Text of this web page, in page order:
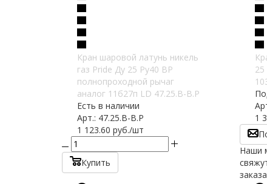
Кран шаровой латунь никель
газ Pride Ду 25 Ру40 ВР
полнопроходной рычаг
аналог 11б27п LD 47.25.В-В.Р
Есть в наличии
Арт.: 47.25.В-В.Р
1 123.60 руб./шт
Купить
1
Наши
заказа